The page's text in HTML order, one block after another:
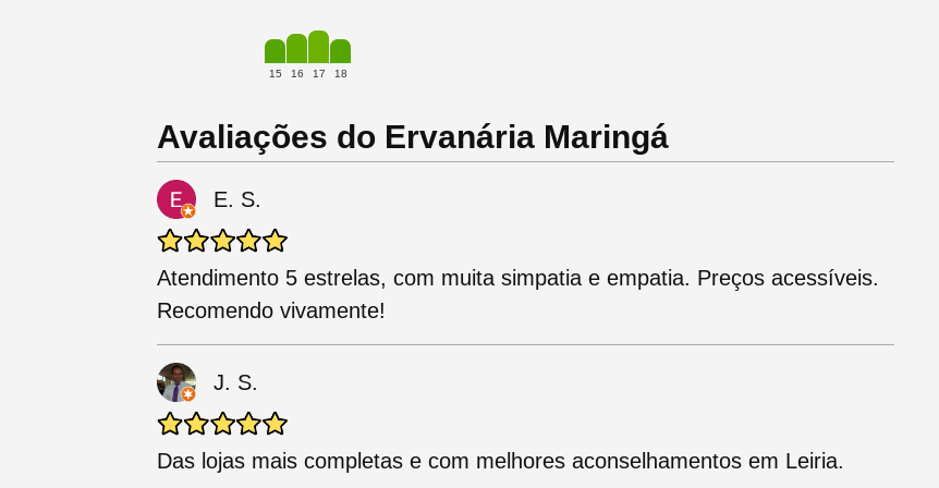
15 16 17 18
Avaliações do Ervanária Maringá
E. S.
Atendimento 5 estrelas, com muita simpatia e empatia. Preços acessíveis.
Recomendo vivamente!
J. S.
Das lojas mais completas e com melhores aconselhamentos em Leiria.